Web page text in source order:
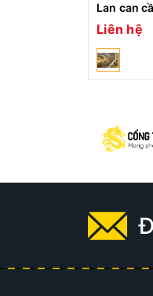
Lan can
Liên hệ